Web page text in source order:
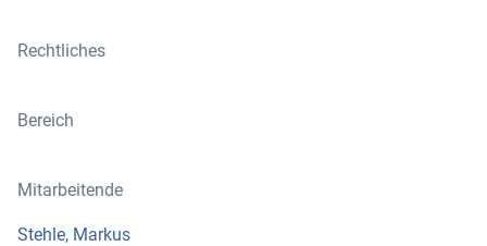
Rechtliches
Bereich
Mitarbeitende
Stehle, Markus